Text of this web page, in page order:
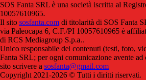
SOS Fanta SRL è una società iscritta al
10057610965.
Il sito sosfanta.com di titolarità di SOS Fanta
via Paleocapa 6, C.F./PI 10057610965 è
di RCS Mediagroup S.p.a..
Unico responsabile dei contenuti (testi, foto,
Fanta SRL; per ogni comunicazione avente
sito scrivere a sosfanta@gmail.com
Copyright 2021-2026 © Tutti i diritti riservati.